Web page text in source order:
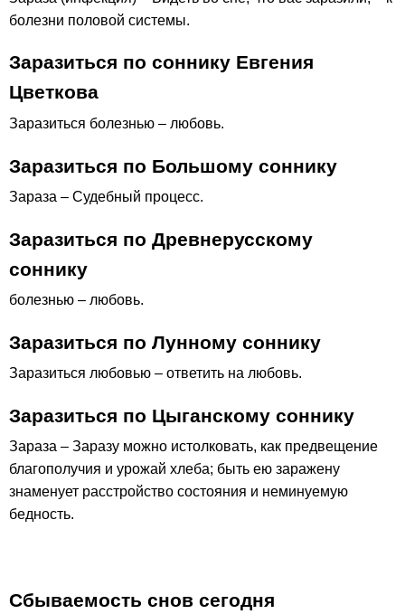
болезни половой системы.
Заразиться по соннику Евгения
Цветкова
Заразиться болезнью – любовь.
Заразиться по Большому соннику
Зараза – Судебный процесс.
Заразиться по Древнерусскому
соннику
болезнью – любовь.
Заразиться по Лунному соннику
Заразиться любовью – ответить на любовь.
Заразиться по Цыганскому соннику
Зараза – Заразу можно истолковать, как предвещение
благополучия и урожай хлеба; быть ею заражену
знаменует расстройство состояния и неминуемую
бедность.
Сбываемость снов сегодня